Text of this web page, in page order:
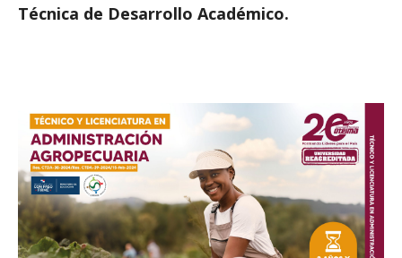
Técnica de Desarrollo Académico.